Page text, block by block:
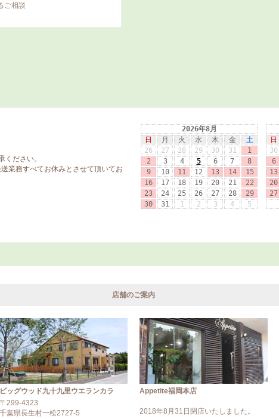
ご相談
店舗のご案内
ビッグウッド九十九里ウエランカラ
〒299-4323
千葉県長生村一松2727-5
Appetite福岡本店
2018年8月31日閉店いたしました。